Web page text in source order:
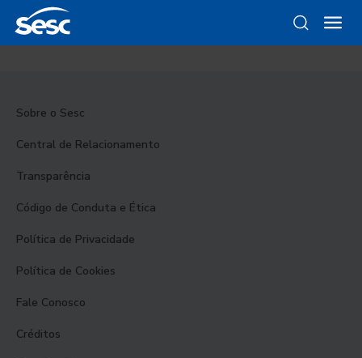
Sobre o Sesc
Central de Relacionamento
Transparência
Código de Conduta e Ética
Política de Privacidade
Política de Cookies
Fale Conosco
Créditos